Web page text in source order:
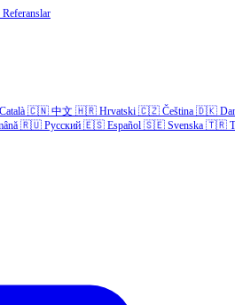
Referanslar
Català 🇨🇳 中文 🇭🇷 Hrvatski 🇨🇿 Čeština 🇩🇰
🇷🇺 Русский 🇪🇸 Español 🇸🇪 Svenska 🇹🇷